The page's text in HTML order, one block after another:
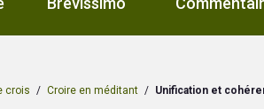
crois / Croire en méditant / Unification et